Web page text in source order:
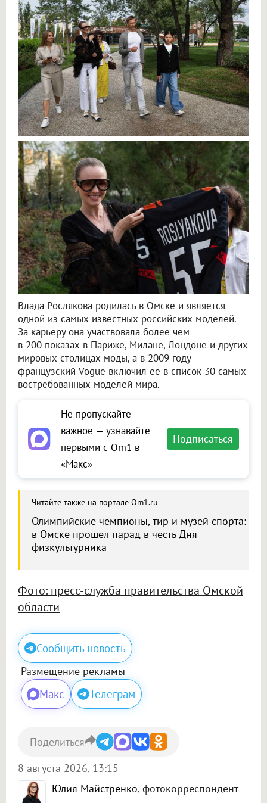
Влада Рослякова родилась в Омске и является
одной из самых известных российских моделей.
За карьеру она участвовала более чем
в 200 показах в Париже, Милане, Лондоне и других
мировых столицах моды, а в 2009 году
французский Vogue включил её в список 30 самых
востребованных моделей мира.
Не пропускайте
важное — узнавайте
первыми с Om1 в
«Макс»
Подписаться
Читайте также на портале Om1.ru
Олимпийские чемпионы, тир и музей спорта:
в Омске прошёл парад в честь Дня
физкультурника
Фото: пресс-служба правительства Омской
области
Сообщить новость
Размещение рекламы
Макс Телеграм
Юлия Майстренко, фотокорреспондент
8 августа 2026, 13:15
Поделиться